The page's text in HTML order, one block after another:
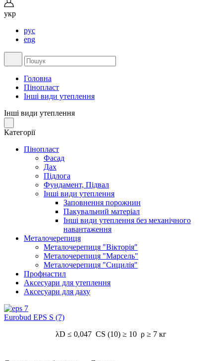
укр
рус
eng
Головна
Пінопласт
Інші види утеплення
Інші види утеплення
Категорії
Пінопласт
Фасад
Дах
Підлога
Фундамент, Підвал
Інші види утеплення
Заповнення порожнин
Пакувальний матеріал
Інші види утеплення без механічного
навантаження
Металочерепиця
Металочерепиця "Вікторія"
Металочерепиця "Марсель"
Металочерепиця "Сицилія"
Профнастил
Аксесуари для утеплення
Аксесуари для даху
Eurobud EPS S (7)
λD ≤ 0,047 CS (10) ≥ 10 ρ ≥ 7 кг